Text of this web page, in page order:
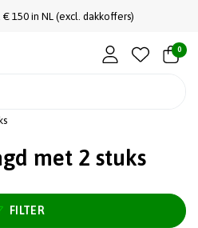
150 in NL (excl. dakkoffers)
0
met 2 stuks
FILTER